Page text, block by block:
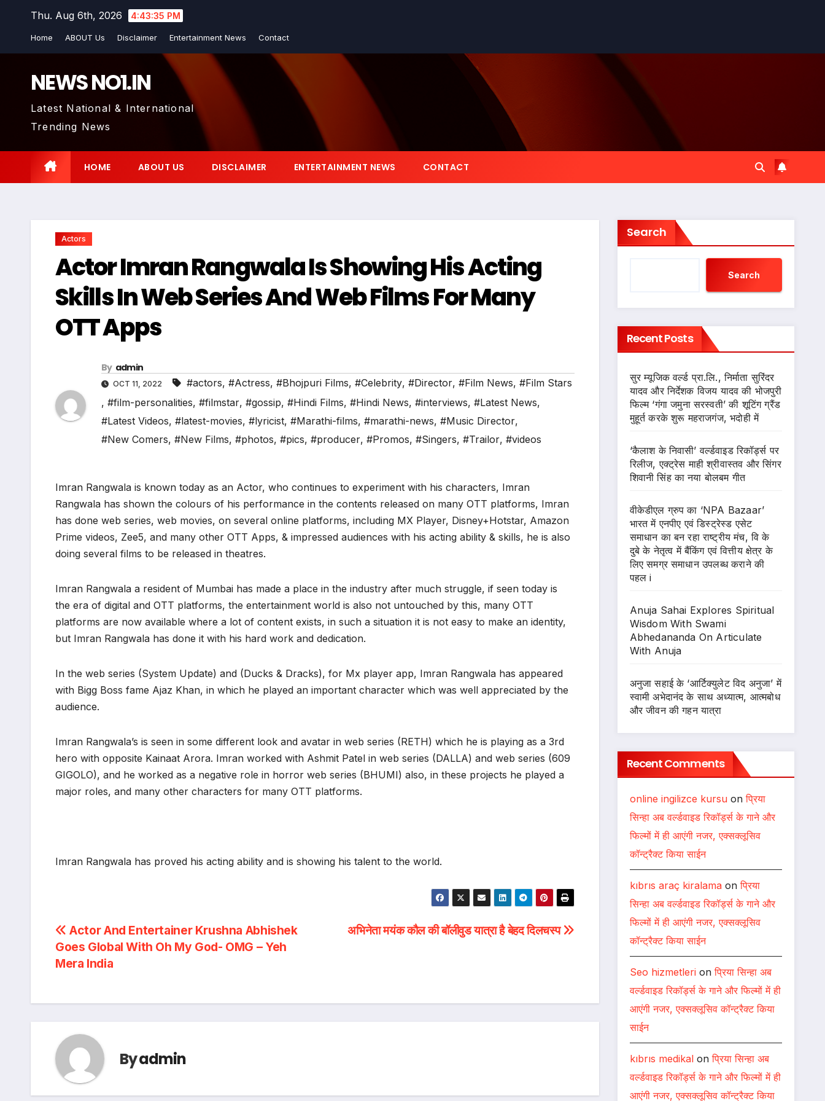
Thu. Aug 6th, 2026 4:43:35 PM
Home ABOUT Us Disclaimer Entertainment News Contact
NEWS NO1.IN
Latest National & International
Trending News
HOME ABOUT US DISCLAIMER ENTERTAINMENT NEWS CONTACT
Actors
Actor Imran Rangwala Is Showing His Acting
Skills In Web Series And Web Films For Many
OTT Apps
By admin
OCT 11, 2022 #actors, #Actress, #Bhojpuri Films, #Celebrity, #Director, #Film News, #Film Stars
, #film-personalities, #filmstar, #gossip, #Hindi Films, #Hindi News, #interviews, #Latest News,
#Latest Videos, #latest-movies, #lyricist, #Marathi-films, #marathi-news, #Music Director,
#New Comers, #New Films, #photos, #pics, #producer, #Promos, #Singers, #Trailor, #videos
Imran Rangwala is known today as an Actor, who continues to experiment with his characters, Imran
Rangwala has shown the colours of his performance in the contents released on many OTT platforms, Imran
has done web series, web movies, on several online platforms, including MX Player, Disney+Hotstar, Amazon
Prime videos, Zee5, and many other OTT Apps, & impressed audiences with his acting ability & skills, he is also
doing several films to be released in theatres.
Imran Rangwala a resident of Mumbai has made a place in the industry after much struggle, if seen today is
the era of digital and OTT platforms, the entertainment world is also not untouched by this, many OTT
platforms are now available where a lot of content exists, in such a situation it is not easy to make an identity,
but Imran Rangwala has done it with his hard work and dedication.
In the web series (System Update) and (Ducks & Dracks), for Mx player app, Imran Rangwala has appeared
with Bigg Boss fame Ajaz Khan, in which he played an important character which was well appreciated by the
audience.
Imran Rangwala’s is seen in some different look and avatar in web series (RETH) which he is playing as a 3rd
hero with opposite Kainaat Arora. Imran worked with Ashmit Patel in web series (DALLA) and web series (609
GIGOLO), and he worked as a negative role in horror web series (BHUMI) also, in these projects he played a
major roles, and many other characters for many OTT platforms.
Imran Rangwala has proved his acting ability and is showing his talent to the world.
Post
navigation
अभिनेता मयंक कौल की बॉलीवुड यात्रा है बेहद दिलचस्प
Actor And Entertainer Krushna Abhishek
Goes Global With Oh My God- OMG – Yeh
Mera India
Byadmin
Search
Search
Recent Posts
सुर म्यूजिक वर्ल्ड प्रा.लि., निर्माता सुरिंदर
यादव और निर्देशक विजय यादव की भोजपुरी
फिल्म ‘गंगा जमुना सरस्वती’ की शूटिंग ग्रैंड
मुहूर्त करके शुरू महराजगंज, भदोही में
‘कैलाश के निवासी’ वर्ल्डवाइड रिकॉर्ड्स पर
रिलीज, एक्ट्रेस माही श्रीवास्तव और सिंगर
शिवानी सिंह का नया बोलबम गीत
वीकेडीएल ग्रुप का ‘NPA Bazaar’
भारत में एनपीए एवं डिस्ट्रेस्ड एसेट
समाधान का बन रहा राष्ट्रीय मंच, वि के
दुबे के नेतृत्व में बैंकिंग एवं वित्तीय क्षेत्र के
लिए समग्र समाधान उपलब्ध कराने की
पहल i
Anuja Sahai Explores Spiritual
Wisdom With Swami
Abhedananda On Articulate
With Anuja
अनुजा सहाई के ‘आर्टिक्युलेट विद अनुजा’ में
स्वामी अभेदानंद के साथ अध्यात्म, आत्मबोध
और जीवन की गहन यात्रा
Recent Comments
online ingilizce kursuonप्रिया
सिन्हा अब वर्ल्डवाइड रिकॉर्ड्स के गाने और
फिल्मों में ही आएंगी नजर, एक्सक्लूसिव
कॉन्ट्रैक्ट किया साईन
kıbrıs araç kiralamaonप्रिया
सिन्हा अब वर्ल्डवाइड रिकॉर्ड्स के गाने और
फिल्मों में ही आएंगी नजर, एक्सक्लूसिव
कॉन्ट्रैक्ट किया साईन
Seo hizmetlerionप्रिया सिन्हा अब
वर्ल्डवाइड रिकॉर्ड्स के गाने और फिल्मों में ही
आएंगी नजर, एक्सक्लूसिव कॉन्ट्रैक्ट किया
साईन
kıbrıs medikalonप्रिया सिन्हा अब
वर्ल्डवाइड रिकॉर्ड्स के गाने और फिल्मों में ही
आएंगी नजर, एक्सक्लूसिव कॉन्ट्रैक्ट किया